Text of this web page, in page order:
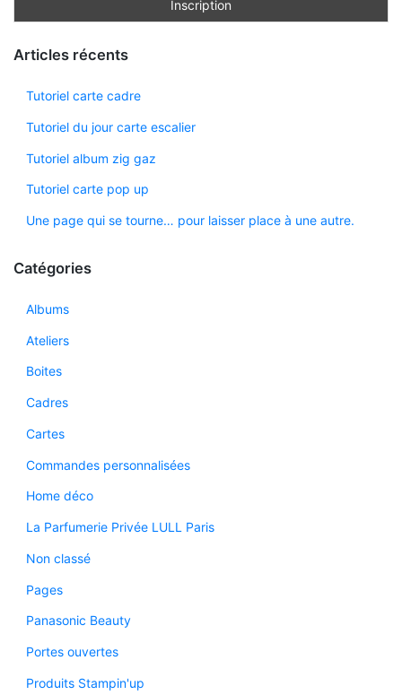
Articles récents
Tutoriel carte cadre
Tutoriel du jour carte escalier
Tutoriel album zig gaz
Tutoriel carte pop up
Une page qui se tourne… pour laisser place à une autre.
Catégories
Albums
Ateliers
Boites
Cadres
Cartes
Commandes personnalisées
Home déco
La Parfumerie Privée LULL Paris
Non classé
Pages
Panasonic Beauty
Portes ouvertes
Produits Stampin'up